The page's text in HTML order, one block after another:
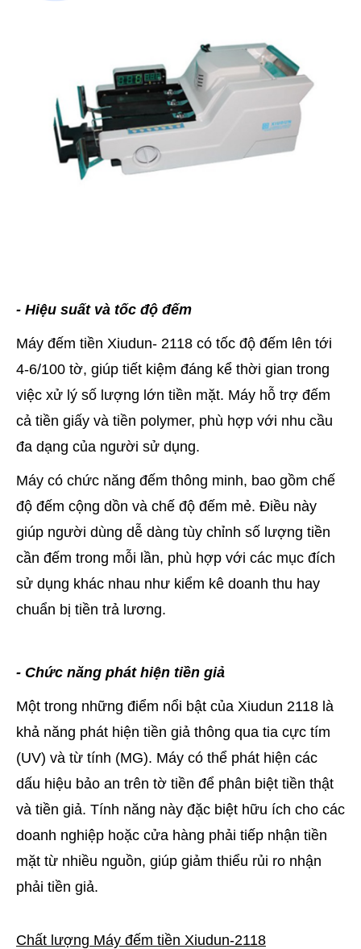
- Hiệu suất và tốc độ đếm
Máy đếm tiền Xiudun- 2118 có tốc độ đếm lên tới
4-6/100 tờ, giúp tiết kiệm đáng kể thời gian trong
việc xử lý số lượng lớn tiền mặt. Máy hỗ trợ đếm
cả tiền giấy và tiền polymer, phù hợp với nhu cầu
đa dạng của người sử dụng.
Máy có chức năng đếm thông minh, bao gồm chế
độ đếm cộng dồn và chế độ đếm mẻ. Điều này
giúp người dùng dễ dàng tùy chỉnh số lượng tiền
cần đếm trong mỗi lần, phù hợp với các mục đích
sử dụng khác nhau như kiểm kê doanh thu hay
chuẩn bị tiền trả lương.
- Chức năng phát hiện tiền giả
Một trong những điểm nổi bật của Xiudun 2118 là
khả năng phát hiện tiền giả thông qua tia cực tím
(UV) và từ tính (MG). Máy có thể phát hiện các
dấu hiệu bảo an trên tờ tiền để phân biệt tiền thật
và tiền giả. Tính năng này đặc biệt hữu ích cho các
doanh nghiệp hoặc cửa hàng phải tiếp nhận tiền
mặt từ nhiều nguồn, giúp giảm thiểu rủi ro nhận
phải tiền giả.
Chất lượng Máy đếm tiền Xiudun-2118